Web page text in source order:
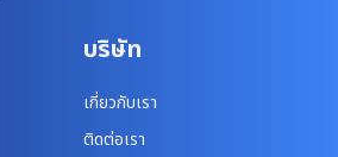
บริษัท
เกี่ยวกับเรา
ติดต่อเรา